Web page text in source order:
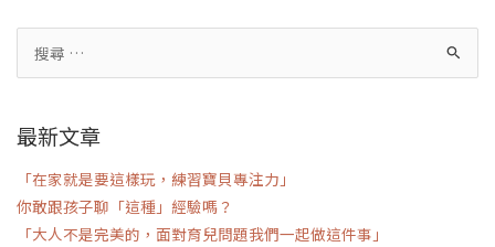
最新文章
「在家就是要這樣玩，練習寶貝專注力」
你敢跟孩子聊「這種」經驗嗎？
「大人不是完美的，面對育兒問題我們一起做這件事」